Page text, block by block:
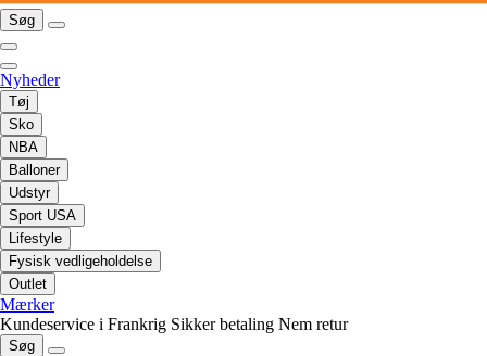
Søg
Nyheder
Tøj
Sko
NBA
Balloner
Udstyr
Sport USA
Lifestyle
Fysisk vedligeholdelse
Outlet
Mærker
Kundeservice i Frankrig Sikker betaling Nem retur
Søg